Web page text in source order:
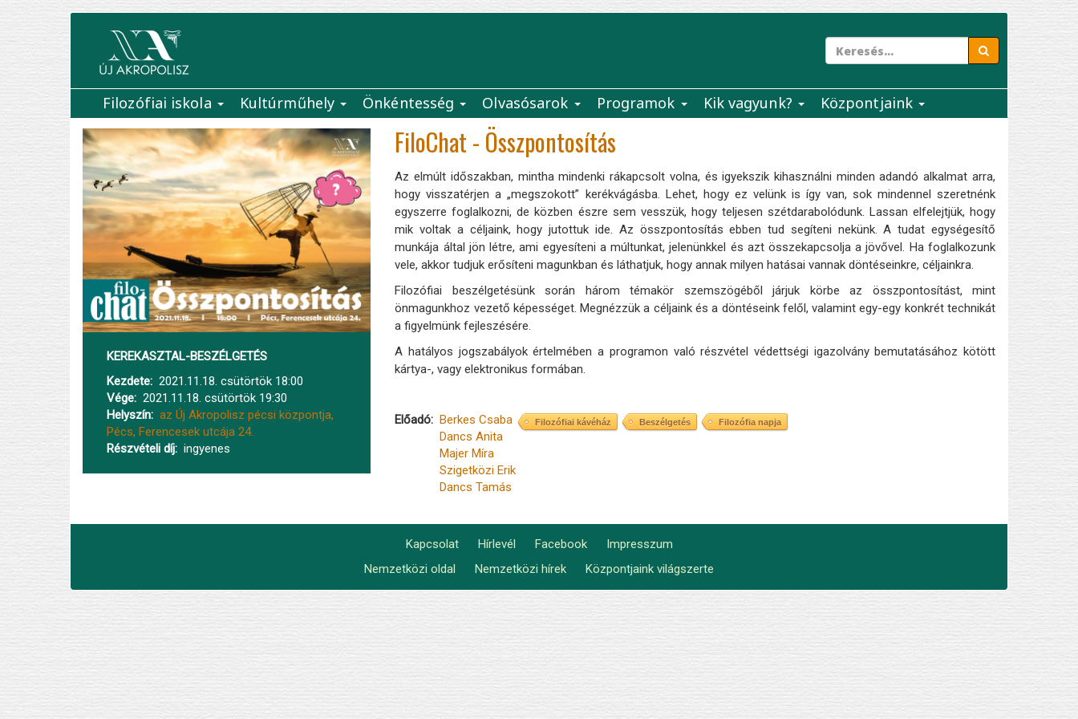
Main
navigation
Filozófiai iskola Kultúrműhely Önkéntesség Olvasósarok Programok Kik vagyunk? Központjaink
KEREKASZTAL-BESZÉLGETÉS
Kezdete
2021.11.18. csütörtök 18:00
Vége
2021.11.18. csütörtök 19:30
Helyszín
az Új Akropolisz pécsi központja,
Pécs, Ferencesek utcája 24.
Részvételi díj
ingyenes
FiloChat - Összpontosítás
Az elmúlt időszakban, mintha mindenki rákapcsolt volna, és igyekszik kihasználni minden adandó alkalmat arra,
hogy visszatérjen a „megszokott” kerékvágásba. Lehet, hogy ez velünk is így van, sok mindennel szeretnénk
egyszerre foglalkozni, de közben észre sem vesszük, hogy teljesen szétdarabolódunk. Lassan elfelejtjük, hogy
mik voltak a céljaink, hogy jutottuk ide. Az összpontosítás ebben tud segíteni nekünk. A tudat egységesítő
munkája által jön létre, ami egyesíteni a múltunkat, jelenünkkel és azt összekapcsolja a jövővel. Ha foglalkozunk
vele, akkor tudjuk erősíteni magunkban és láthatjuk, hogy annak milyen hatásai vannak döntéseinkre, céljainkra.
Filozófiai beszélgetésünk során három témakör szemszögéből járjuk körbe az összpontosítást, mint
önmagunkhoz vezető képességet. Megnézzük a céljaink és a döntéseink felől, valamint egy-egy konkrét technikát
a figyelmünk fejleszésére.
A hatályos jogszabályok értelmében a programon való részvétel védettségi igazolvány bemutatásához kötött
kártya-, vagy elektronikus formában.
Előadó Berkes Csaba
Dancs Anita
Majer Míra
Szigetközi Erik
Dancs Tamás
Filozófiai kávéház Beszélgetés Filozófia napja
Footer
menu
Kapcsolat Hírlevél Facebook Impresszum
Lábléc2
Nemzetközi oldal Nemzetközi hírek Központjaink világszerte